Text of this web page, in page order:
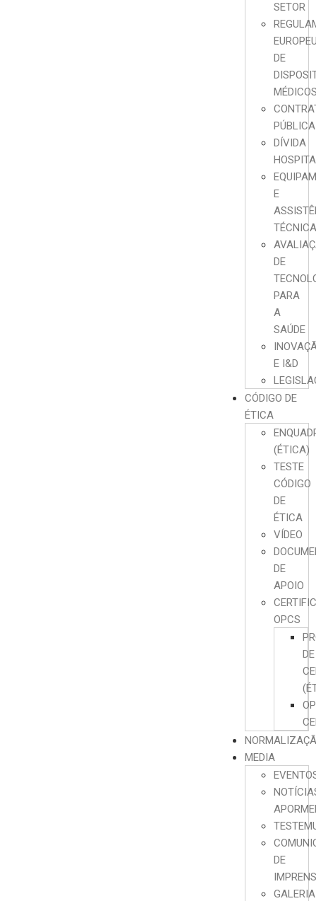
SETOR
DE
PÚBLICA
DÍVIDA
E
DE
PARA
A
SAÚDE
E I&D
CÓDIGO DE
ÉTICA
(ÉTICA)
TESTE
CÓDIGO
DE
ÉTICA
VÍDEO
DE
APOIO
OPCS
DE
MEDIA
DE
GALERIA